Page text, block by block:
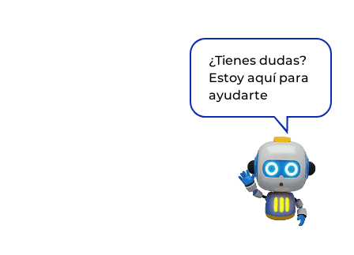
¿Tienes dudas?
Estoy aquí para
ayudarte